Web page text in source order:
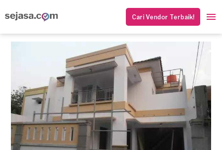
Cari Vendor Terbaik!